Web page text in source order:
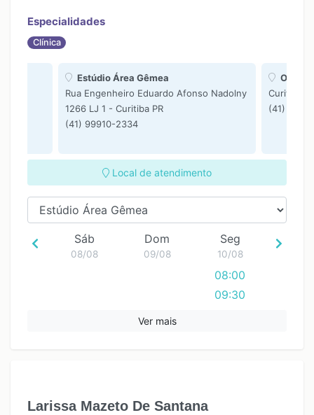
Especialidades
Clínica
Estúdio Área Gêmea
Rua Engenheiro Eduardo Afonso Nadolny
1266 LJ 1 - Curitiba PR
(41) 99910-2334
Online
Curitiba
(41)
Local de atendimento
Sáb
08/08
Dom
09/08
Seg
10/08
08:00
09:30
Ver mais
Larissa Mazeto De Santana